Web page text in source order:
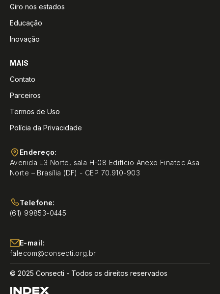
Giro nos estados
Educação
Inovação
MAIS
Contato
Parceiros
Termos de Uso
Polícia da Privacidade
Endereço:
Avenida L3 Norte, sala H-08 Edifício Anexo Finatec Asa
Norte – Brasília (DF) - CEP 70.910-903
Telefone:
(61) 99853-0445
E-mail:
falecom@consecti.org.br
© 2025 Consecti - Todos os direitos reservados